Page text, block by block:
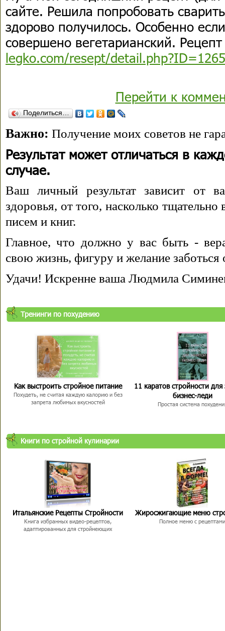
сайте. Решила попробовать
здорово получилось. Особенно
совершено вегетарианский.
legko.com/resept/detail.php?ID=1265
Перейти к
Поделиться…
Важно: Получение моих советов не
Результат может отличаться в
случае.
Ваш личный результат зависит от
здоровья, от того, насколько
писем и книг.
Главное, что должно у вас быть -
свою жизнь, фигуру и желание заботься
Удачи! Искренне ваша Людмила
Тренинги по похудению
Как выстроить стройное питание
Похудеть, не считая каждую калорию и без
запрета любимых вкусностей
11 каратов стройности для
бизнес-леди
Простая система
Книги по стройной кулинарии
Итальянские Рецепты Стройности
Книга избранных видео-рецептов,
адаптированных для стройнеющих
Жиросжигающие меню
Полное меню с рецептами